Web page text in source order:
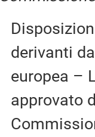
derivanti
europea –
approvato